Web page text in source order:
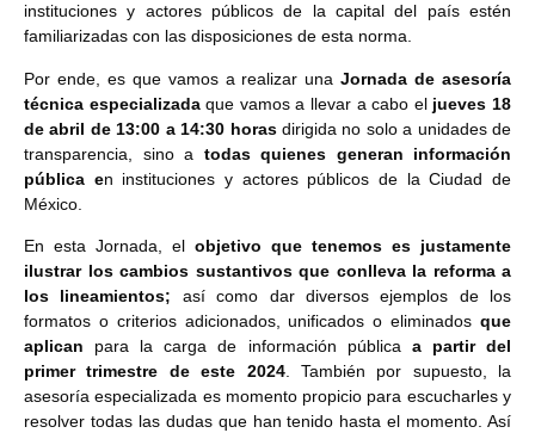
instituciones y actores públicos de la capital del país estén
familiarizadas con las disposiciones de esta norma.
Por ende, es que vamos a realizar unaJornada de asesoría
técnica especializadaque vamos a llevar a cabo eljueves 18
de abril de 13:00 a 14:30 horasdirigida no solo a unidades de
transparencia, sino a todas quienes generan información
pública en instituciones y actores públicos de la Ciudad de
México.
En esta Jornada, el objetivo que tenemos es justamente
ilustrar los cambios sustantivos que conlleva la reforma a
los lineamientos; así como dar diversos ejemplos de los
formatos o criterios adicionados, unificados o eliminados que
aplican para la carga de información pública a partir del
primer trimestre de este 2024. También por supuesto, la
asesoría especializada es momento propicio para escucharles y
resolver todas las dudas que han tenido hasta el momento. Así